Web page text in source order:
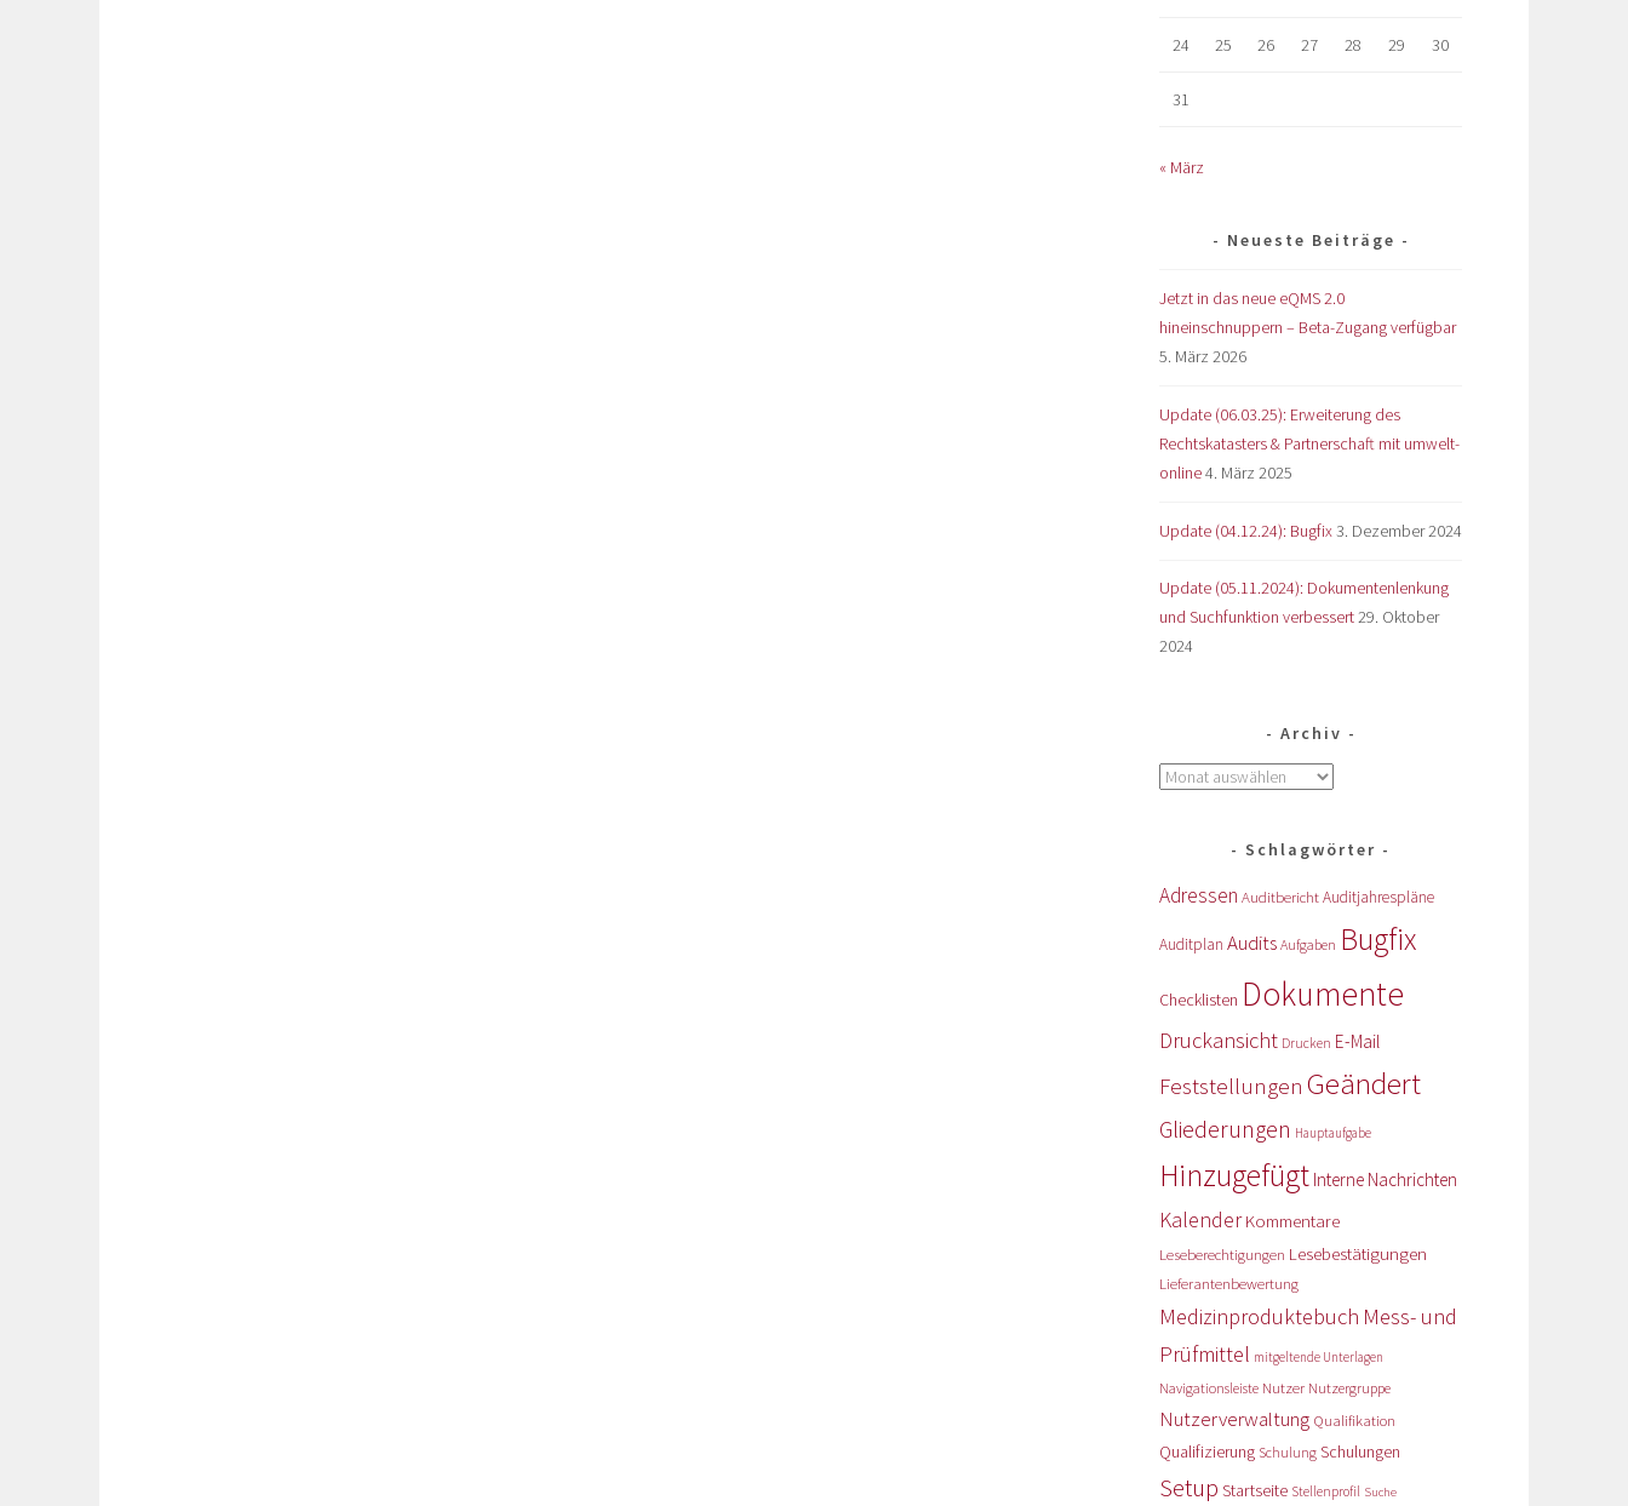
24 25 26 27 28 29 30
31
« März
Neueste Beiträge
Jetzt in das neue eQMS 2.0
hineinschnuppern – Beta-Zugang verfügbar
5. März 2026
Update (06.03.25): Erweiterung des
Rechtskatasters & Partnerschaft mit umwelt-
online4. März 2025
Update (04.12.24): Bugfix 3. Dezember 2024
Update (05.11.2024): Dokumentenlenkung
und Suchfunktion verbessert29. Oktober
2024
Archiv
Schlagwörter
Adressen AuditberichtAuditjahrespläne
Auditplan Audits Aufgaben Bugfix
Checklisten Dokumente
Druckansicht Drucken E-Mail
Feststellungen Geändert
Gliederungen Hauptaufgabe
Hinzugefügt Interne Nachrichten
Kalender Kommentare
Leseberechtigungen Lesebestätigungen
Lieferantenbewertung
Medizinproduktebuch Mess- und
Prüfmittel mitgeltende Unterlagen
Navigationsleiste Nutzer Nutzergruppe
Nutzerverwaltung Qualifikation
Qualifizierung Schulung Schulungen
Setup Startseite Stellenprofil Suche